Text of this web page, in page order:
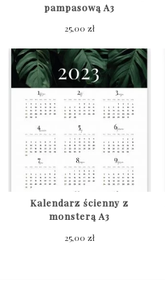
pampasową A3
25,00zł
Kalendarz ścienny z
monsterą A3
25,00zł